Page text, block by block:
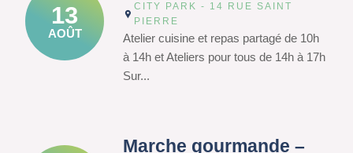
13
AOÛT
CITY PARK - 14 RUE SAINT
PIERRE
Atelier cuisine et repas partagé de 10h
à 14h et Ateliers pour tous de 14h à 17h
Sur...
Marche gourmande –